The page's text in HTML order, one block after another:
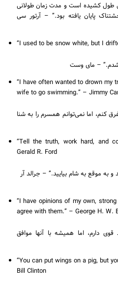
10 میلیون سال طول کشیده است و مدت زمان طولانی
پایان یافته بود.” – آرتور سی
“I used to be snow white, but I
شدم.” – مای وست
“I have often wanted to drown my
wife to go swimming.” – Jimmy
کنم، اما نمی‌توانم همسرم را به شنا
“Tell the truth, work hard, and
Gerald R. Ford
به موقع به شام ​​بیایید.” – جرالد آر
“I have opinions of my own,
agree with them.” – George H. W.
دارم، اما همیشه با آنها موافق
“You can put wings on a pig, but
Bill Clinton